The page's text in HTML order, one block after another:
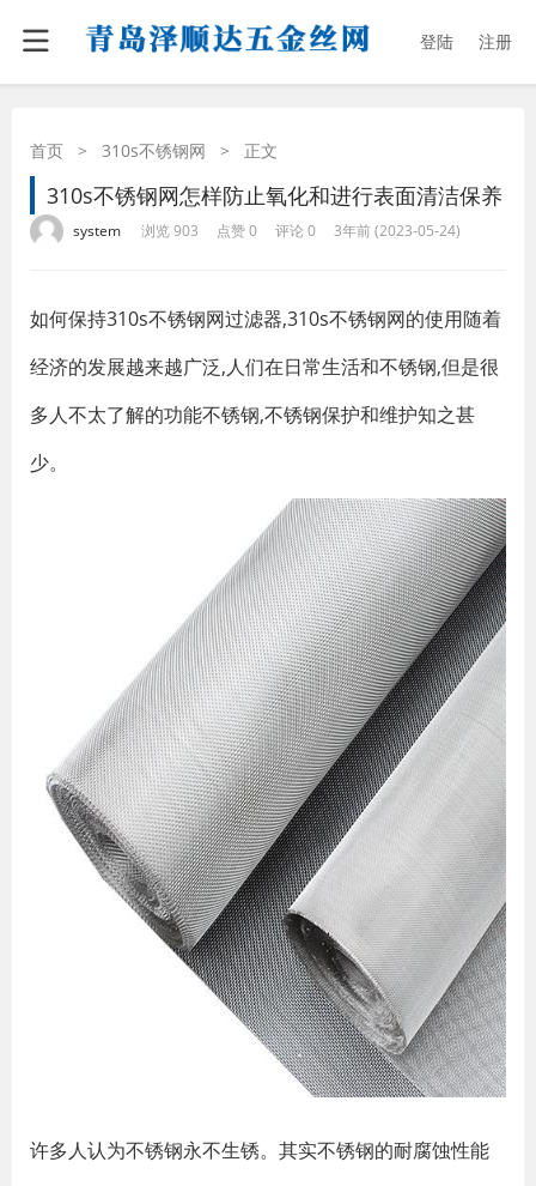
登陆 注册
首页 > 310s不锈钢网 > 正文
310s不锈钢网怎样防止氧化和进行表面清洁保养
system 浏览 903 点赞 0 评论 0 3年前 (2023-05-24)
如何保持310s不锈钢网过滤器,310s不锈钢网的使用随着
经济的发展越来越广泛,人们在日常生活和不锈钢,但是很
多人不太了解的功能不锈钢,不锈钢保护和维护知之甚
少。
许多人认为不锈钢永不生锈。其实不锈钢的耐腐蚀性能